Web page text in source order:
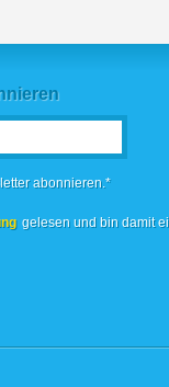
abonnieren.*
gelesen und bin damit